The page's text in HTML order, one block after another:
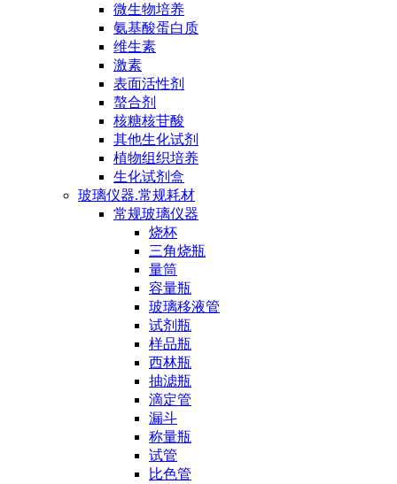
微生物培养
氨基酸蛋白质
维生素
激素
表面活性剂
螯合剂
核糖核苷酸
其他生化试剂
植物组织培养
生化试剂盒
玻璃仪器.常规耗材
常规玻璃仪器
烧杯
三角烧瓶
量筒
容量瓶
玻璃移液管
试剂瓶
样品瓶
西林瓶
抽滤瓶
滴定管
漏斗
称量瓶
试管
比色管